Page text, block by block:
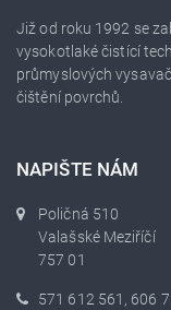
Již od roku 1992 se
vysokotlaké čistící
průmyslových
čištění povrchů.
NAPIŠTE NÁM
Poličná 510
Valašské Meziříčí
757 01
571 612 561, 606